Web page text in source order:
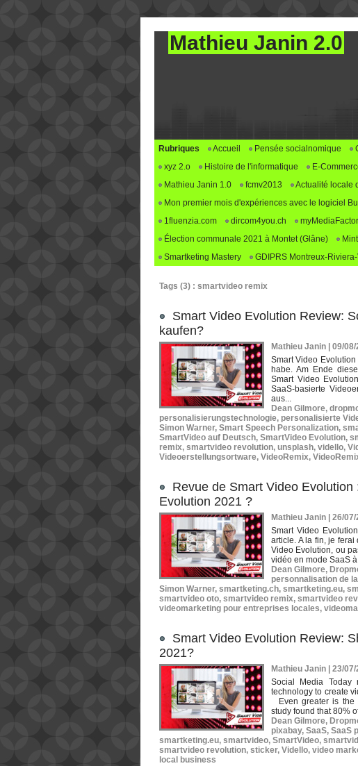
Mathieu Janin 2.0
Rubriques Accueil Pensée socialnomique
xyz 2.o
Histoire de l'informatique E-
Mathieu Janin 1.0
fcmv2013
Actualité locale
Mon premier mois d'expériences avec le logiciel
1fluenzia.com
dircom4you.ch
Élection communale 2021 à Montet (Glâne)
Smartketing Mastery
GDIPRS Montreux-
Tags (3) : smartvideo remix
Smart Video Evolution Review:
kaufen?
Mathieu Janin | 09/
Smart Video
habe. Am Ende
Smart Video
SaaS-basierte
aus...
Dean Gilmore,
personalisierungstechnologie, personalisierte
Simon Warner, Smart Speech Personalization,
SmartVideo auf Deutsch, SmartVideo Evolution,
remix, smartvideo revolution, unsplash, vidello,
Videoerstellungsortware, VideoRemix,
Revue de Smart Video
Evolution 2021 ?
Mathieu Janin | 26/
Smart Video
article. A la fin, je
Video Evolution, ou
vidéo en mode SaaS
Dean Gilmore,
personnalisation de
Simon Warner, smartketing.ch, smartketing.eu,
smartvideo oto, smartvideo remix, smartvideo
videomarketing pour entreprises locales,
Smart Video Evolution Review:
2021?
Mathieu Janin | 23/
Social Media Today
technology to create
Even greater is the
study found that 80%
Dean Gilmore,
pixabay, SaaS, SaaS
smartketing.eu, smartvideo, SmartVideo,
smartvideo revolution, sticker, Vidello, video
local business